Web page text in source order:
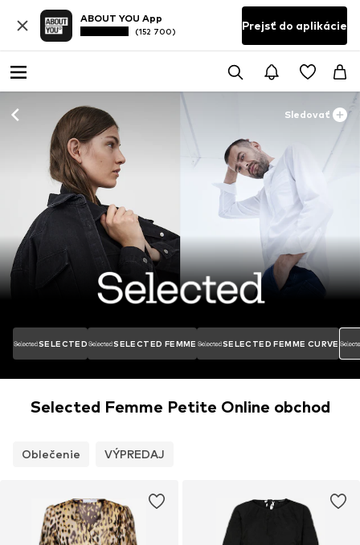
ABOUT YOU App
(152 700) Prejsť do aplikácie
Sledovať
SELECTED SELECTED FEMME SELECTED FEMME CURVE
Selected Femme Petite Online obchod
Oblečenie VÝPREDAJ